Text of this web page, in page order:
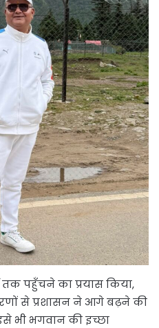
पहुँचने का प्रयास किया,
से प्रशासन ने आगे बढ़ने की
भी भगवान की इच्छा